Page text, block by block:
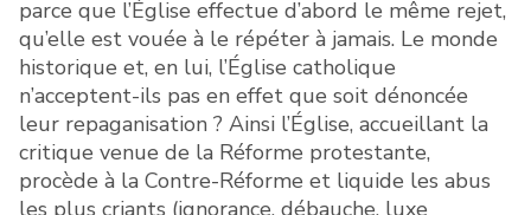
parce que l’Église effectue d’abord le même rejet,
qu’elle est vouée à le répéter à jamais. Le monde
historique et, en lui, l’Église catholique
n’acceptent-ils pas en effet que soit dénoncée
leur repaganisation ? Ainsi l’Église, accueillant la
critique venue de la Réforme protestante,
procède à la Contre-Réforme et liquide les abus
les plus criants (ignorance, débauche, luxe